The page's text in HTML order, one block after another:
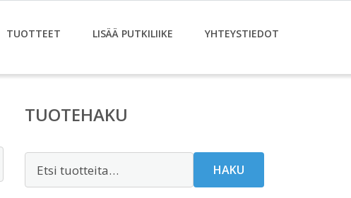
TUOTTEET LISÄÄ PUTKILIIKE YHTEYSTIEDOT
TUOTEHAKU
HAKU